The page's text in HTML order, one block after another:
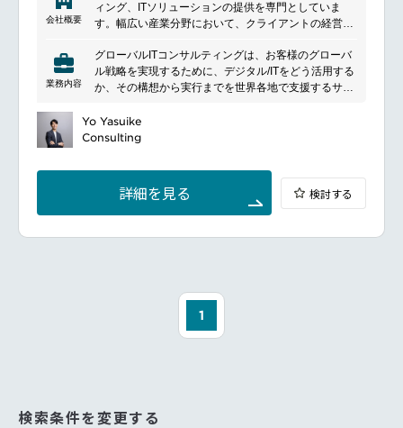
会社概要
ィング、ITソリューションの提供を専門としていま
す。幅広い産業分野において、クライアントの経営課
入を行います。また、金融や産業分野に特化したITサ
ービスを提供し、企業のデジタル変革を支援します。
持続可能な社会の実現を目指し、価値創造を重視しな
業務内容
グローバルITコンサルティングは、お客様のグローバ
ル戦略を実現するために、デジタル/ITをどう活用する
か、その構想から実行までを世界各地で支援するサー
本に取り入れることで、お客様のデジタルトランスフ
ォーメーションを加速させるお手伝いや、お客様の海
グローバルネットワークを活用してサポートするな
ど、真のグローバルパートナーとしてお客様のデジタ
ル・IT課題解決を支援します。
業務内容：
海外パートナーと連携した最新テクノロジーの適用支
Yo Yasuike
Consulting
詳細を見る 検討する
1
検索条件を変更する